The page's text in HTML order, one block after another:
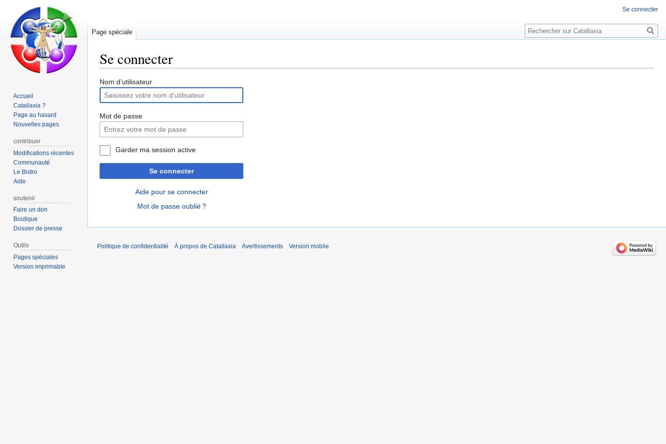
Se connecter
Aller
la
navigation
Aller
la
recherche
Nom d’utilisateur
Mot de passe
Garder ma session active
Se connecter
Aide pour se connecter
Mot de passe oublié ?
Se connecter
Page spéciale Rechercher
Accueil
Catallaxia ?
Page au hasard
Nouvelles pages
contribuer
Modifications récentes
Communauté
Le Bistro
Aide
soutenir
Faire un don
Boutique
Dossier de presse
Outils
Pages spéciales
Version imprimable
Politique de confidentialité À propos de Catallaxia Avertissements Version mobile